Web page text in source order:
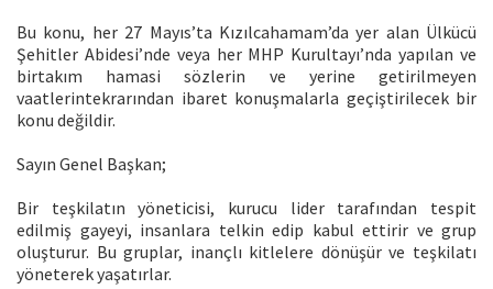
Bu konu, her 27 Mayıs’ta Kızılcahamam’da yer alan Ülkücü
Şehitler Abidesi’nde veya her MHP Kurultayı’nda yapılan ve
birtakım hamasi sözlerin ve yerine getirilmeyen
vaatlerintekrarından ibaret konuşmalarla geçiştirilecek bir
konu değildir.
Sayın Genel Başkan;
Bir teşkilatın yöneticisi, kurucu lider tarafından tespit
edilmiş gayeyi, insanlara telkin edip kabul ettirir ve grup
oluşturur. Bu gruplar, inançlı kitlelere dönüşür ve teşkilatı
yöneterek yaşatırlar.